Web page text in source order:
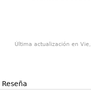
Última actualización en
Reseña